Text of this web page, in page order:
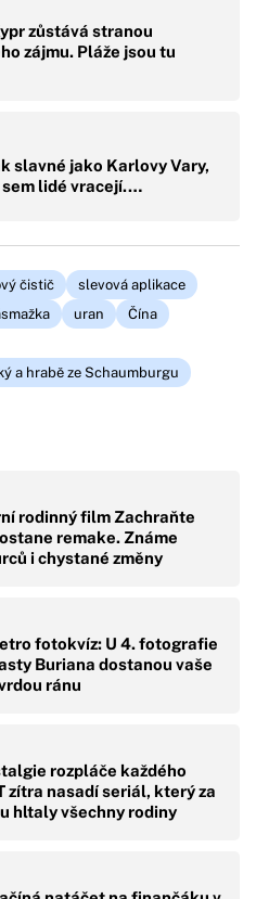
zůstává stranou
zájmu. Pláže jsou tu
slavné jako Karlovy Vary,
sem lidé vracejí.…
čistič
slevová aplikace
uran
Čína
a hrabě ze Schaumburgu
rodinný film Zachraňte
remake. Známe
i chystané změny
fotokvíz: U 4. fotografie
Buriana dostanou vaše
ránu
rozpláče každého
zítra nasadí seriál, který za
hltaly všechny rodiny